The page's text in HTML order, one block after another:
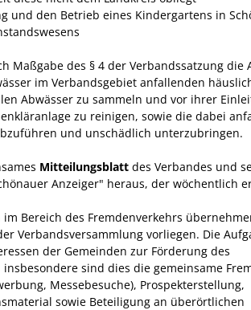
und den Betrieb eines Kindergartens in
Maßgabe des § 4 der Verbandssatzung die
im Verbandsgebiet anfallenden
Abwässer zu sammeln und vor ihrer
zu reinigen, sowie die dabei
und unschädlich unterzubringen.
Mitteilungsblatt des Verbandes und
Anzeiger" heraus, der wöchentlich
Bereich des Fremdenverkehrs
Verbands­versammlung vorliegen. Die
der Gemeinden zur Förderung des
insbesondere sind dies die gemeinsame
Messebesuche), Prospekter­stellung,
sowie Betei­ligung an überörtlichen